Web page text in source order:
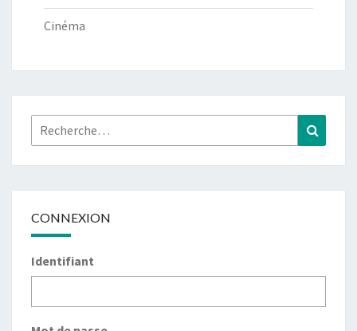
Cinéma
Rechercher :
CONNEXION
Identifiant